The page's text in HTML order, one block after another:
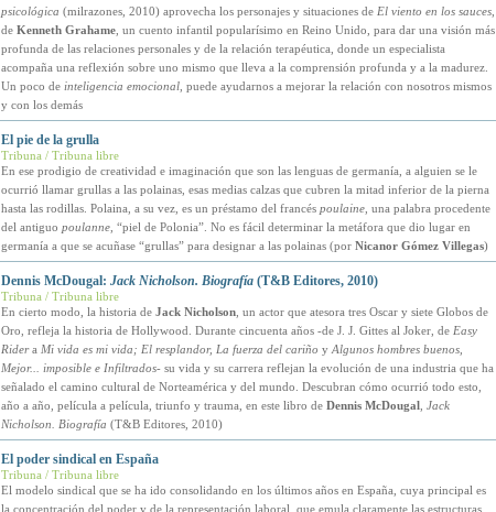
psicológica (milrazones, 2010) aprovecha los personajes y situaciones de El viento en los sauces,
de Kenneth Grahame, un cuento infantil popularísimo en Reino Unido, para dar una visión más
profunda de las relaciones personales y de la relación terapéutica, donde un especialista
acompaña una reflexión sobre uno mismo que lleva a la comprensión profunda y a la madurez.
Un poco de inteligencia emocional, puede ayudarnos a mejorar la relación con nosotros mismos
y con los demás
El pie de la grulla
Tribuna / Tribuna libre
En ese prodigio de creatividad e imaginación que son las lenguas de germanía, a alguien se le
ocurrió llamar grullas a las polainas, esas medias calzas que cubren la mitad inferior de la pierna
hasta las rodillas. Polaina, a su vez, es un préstamo del francés poulaine, una palabra procedente
del antiguo poulanne, “piel de Polonia”. No es fácil determinar la metáfora que dio lugar en
germanía a que se acuñase “grullas” para designar a las polainas (por Nicanor Gómez Villegas)
Dennis McDougal: Jack Nicholson. Biografía(T&B Editores, 2010)
Tribuna / Tribuna libre
En cierto modo, la historia de Jack Nicholson, un actor que atesora tres Oscar y siete Globos de
Oro, refleja la historia de Hollywood. Durante cincuenta años -de J. J. Gittes al Joker, de Easy
Ridera Mi vida es mi vida; El resplandor, La fuerza del cariño y Algunos hombres buenos,
Mejor... imposible e Infiltrados- su vida y su carrera reflejan la evolución de una industria que ha
señalado el camino cultural de Norteamérica y del mundo. Descubran cómo ocurrió todo esto,
año a año, película a película, triunfo y trauma, en este libro de Dennis McDougal, Jack
Nicholson. Biografía (T&B Editores, 2010)
El poder sindical en España
Tribuna / Tribuna libre
El modelo sindical que se ha ido consolidando en los últimos años en España, cuya principal es
la concentración del poder y de la representación laboral, que emula claramente las estructuras